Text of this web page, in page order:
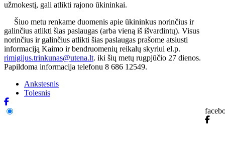
užmokestį, gali atlikti rajono ūkininkai.
Šiuo metu renkame duomenis apie ūkininkus norinčius ir
galinčius atlikti šias paslaugas (arba vieną iš išvardintų). Visus
norinčius ir galinčius atlikti šias paslaugas prašome atsiusti
informaciją Kaimo ir bendruomenių reikalų skyriui el.p.
rimigijus.trinkunas@utena.lt. iki šių metų rugpjūčio 27 dienos.
Papildoma informacija telefonu 8 686 12549.
Ankstesnis
Tolesnis